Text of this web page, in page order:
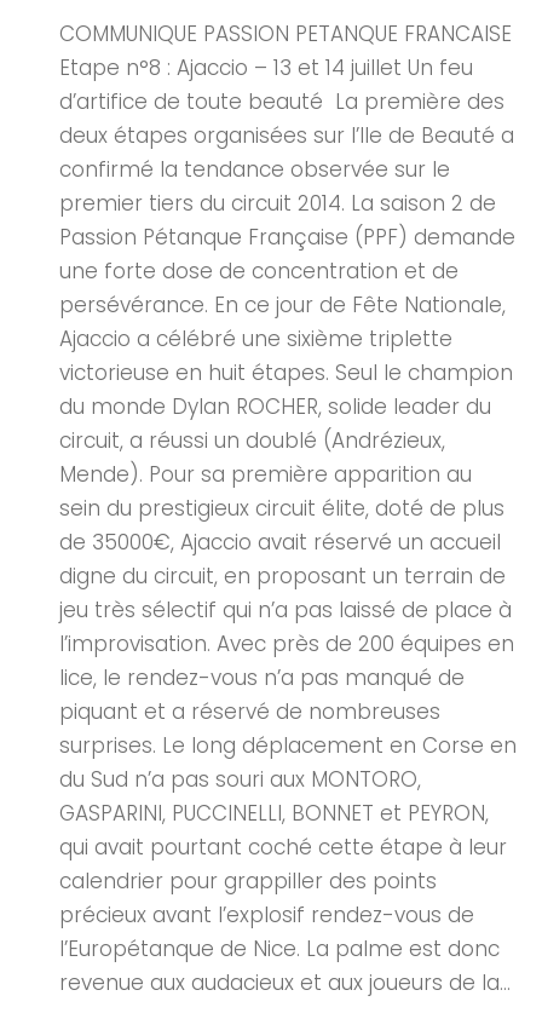
COMMUNIQUE PASSION PETANQUE FRANCAISE
Etape n°8 : Ajaccio – 13 et 14 juillet Un feu
d’artifice de toute beauté La première des
deux étapes organisées sur l’Ile de Beauté a
confirmé la tendance observée sur le
premier tiers du circuit 2014. La saison 2 de
Passion Pétanque Française (PPF) demande
une forte dose de concentration et de
persévérance. En ce jour de Fête Nationale,
Ajaccio a célébré une sixième triplette
victorieuse en huit étapes. Seul le champion
du monde Dylan ROCHER, solide leader du
circuit, a réussi un doublé (Andrézieux,
Mende). Pour sa première apparition au
sein du prestigieux circuit élite, doté de plus
de 35000€, Ajaccio avait réservé un accueil
digne du circuit, en proposant un terrain de
jeu très sélectif qui n’a pas laissé de place à
l’improvisation. Avec près de 200 équipes en
lice, le rendez-vous n’a pas manqué de
piquant et a réservé de nombreuses
surprises. Le long déplacement en Corse en
du Sud n’a pas souri aux MONTORO,
GASPARINI, PUCCINELLI, BONNET et PEYRON,
qui avait pourtant coché cette étape à leur
calendrier pour grappiller des points
précieux avant l’explosif rendez-vous de
l’Europétanque de Nice. La palme est donc
revenue aux audacieux et aux joueurs de la...